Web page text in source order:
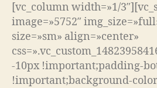
[vc_column width=»1/
image=»5752″
size=»sm» align=»center»
-10px !important;padding-
!important;background-